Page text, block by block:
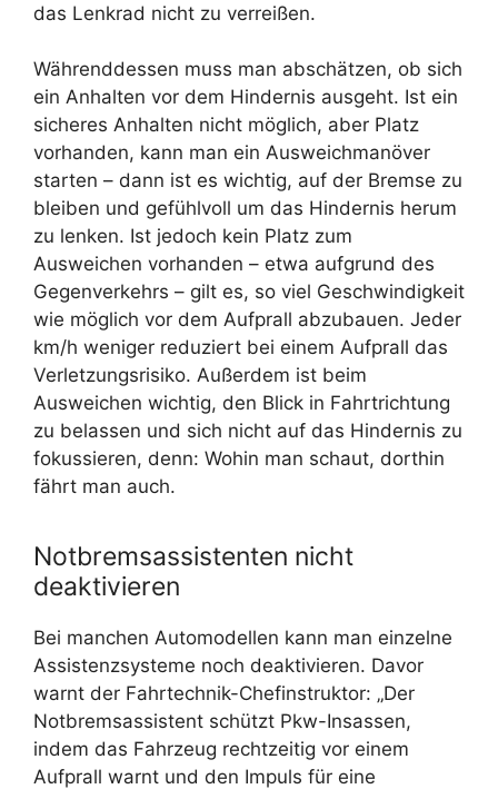
das Lenkrad nicht zu verreißen.
Währenddessen muss man abschätzen, ob sich
ein Anhalten vor dem Hindernis ausgeht. Ist ein
sicheres Anhalten nicht möglich, aber Platz
vorhanden, kann man ein Ausweichmanöver
starten – dann ist es wichtig, auf der Bremse zu
bleiben und gefühlvoll um das Hindernis herum
zu lenken. Ist jedoch kein Platz zum
Ausweichen vorhanden – etwa aufgrund des
Gegenverkehrs – gilt es, so viel Geschwindigkeit
wie möglich vor dem Aufprall abzubauen. Jeder
km/h weniger reduziert bei einem Aufprall das
Verletzungsrisiko. Außerdem ist beim
Ausweichen wichtig, den Blick in Fahrtrichtung
zu belassen und sich nicht auf das Hindernis zu
fokussieren, denn: Wohin man schaut, dorthin
fährt man auch.
Notbremsassistenten nicht
deaktivieren
Bei manchen Automodellen kann man einzelne
Assistenzsysteme noch deaktivieren. Davor
warnt der Fahrtechnik-Chefinstruktor: „Der
Notbremsassistent schützt Pkw-Insassen,
indem das Fahrzeug rechtzeitig vor einem
Aufprall warnt und den Impuls für eine